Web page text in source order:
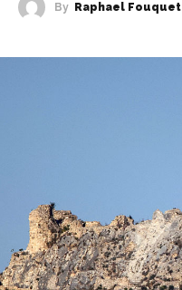
By Raphael Fouquet